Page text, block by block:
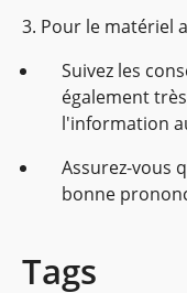
3. Pour le matériel
Suivez les
également
l'information
Assurez-vous
bonne
Tags